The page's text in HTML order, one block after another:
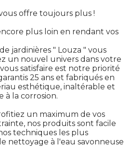
offre toujours plus !
plus loin en rendant vos
jardinières " Louza " vous
un nouvel univers dans votre
satisfaire est notre priorité
25 ans et fabriqués en
esthétique, inaltérable et
à la corrosion.
un maximum de vos
nos produits sont facile
techniques les plus
nettoyage à l'eau savonneuse